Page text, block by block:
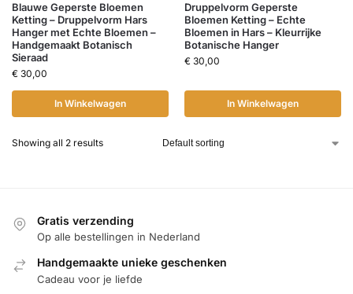
Blauwe Geperste Bloemen
Ketting – Druppelvorm Hars
Hanger met Echte Bloemen –
Handgemaakt Botanisch
Sieraad
€ 30,00
In Winkelwagen
Druppelvorm Geperste
Bloemen Ketting – Echte
Bloemen in Hars – Kleurrijke
Botanische Hanger
€ 30,00
In Winkelwagen
Showing all 2 results
Gratis verzending
Op alle bestellingen in Nederland
Handgemaakte unieke geschenken
Cadeau voor je liefde